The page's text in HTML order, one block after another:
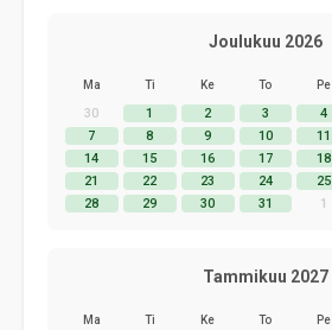
Joulukuu 2026
Ma Ti Ke To Pe
30 1 2 3 4
7
8 9 10 11
14
15 16 17 18
21
22 23 24 25
28
29 30 31 1
Tammikuu 2027
Ma Ti Ke To Pe